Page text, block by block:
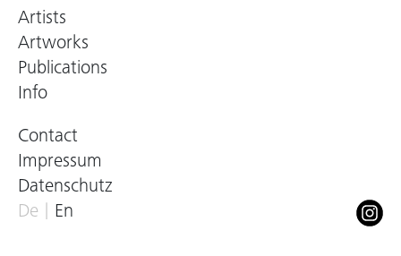
Artists
Artworks
Publications
Info
Contact
Impressum
Datenschutz
De
En